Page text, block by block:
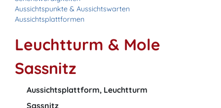
Aussichtspunkte & Aussichtswarten
Aussichtsplattformen
Leuchtturm & Mole
Sassnitz
Aussichtsplattform, Leuchtturm
Sassnitz